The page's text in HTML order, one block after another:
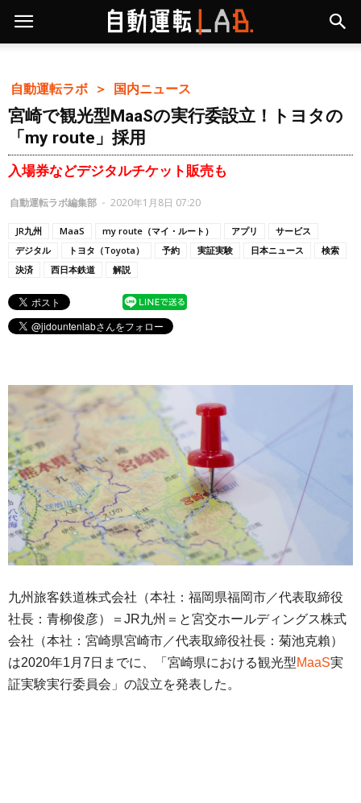
自動運転ラボ ＞ 国内ニュース
宮崎で観光型MaaSの実行委設立！トヨタの
「my route」採用
入場券などデジタルチケット販売も
自動運転ラボ編集部 - 2020年1月8日 07:20
JR九州 MaaS my route（マイ・ルート） アプリ
サービス
デジタル
トヨタ（Toyota） 予約 実証実験 日本ニュース
検索
決済
西日本鉄道 解説
九州旅客鉄道株式会社（本社：福岡県福岡市／代表取締役
社長：青柳俊彦）＝JR九州＝と宮交ホールディングス株式
会社（本社：宮崎県宮崎市／代表取締役社長：菊池克賴）
は2020年1月7日までに、「宮崎県における観光型MaaS実
証実験実行委員会」の設立を発表した。